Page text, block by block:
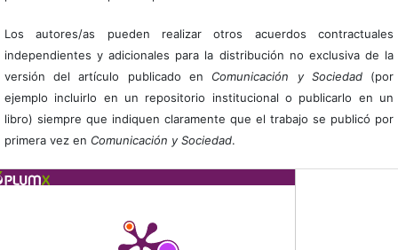
Los autores/as pueden realizar otros acuerdos contractuales
independientes y adicionales para la distribución no exclusiva de la
versión del artículo publicado en Comunicación y Sociedad(por
ejemplo incluirlo en un repositorio institucional o publicarlo en un
libro) siempre que indiquen claramente que el trabajo se publicó por
primera vez en Comunicación y Sociedad.